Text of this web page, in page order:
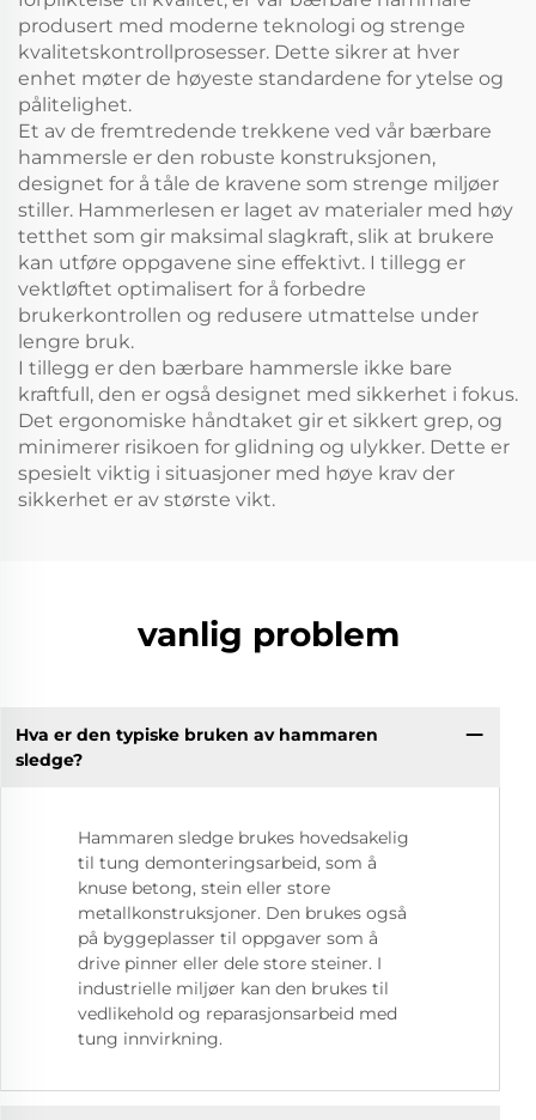
produsert med moderne teknologi og strenge
kvalitetskontrollprosesser. Dette sikrer at hver
enhet møter de høyeste standardene for ytelse og
pålitelighet.
Et av de fremtredende trekkene ved vår bærbare
hammersle er den robuste konstruksjonen,
designet for å tåle de kravene som strenge miljøer
stiller. Hammerlesen er laget av materialer med høy
tetthet som gir maksimal slagkraft, slik at brukere
kan utføre oppgavene sine effektivt. I tillegg er
vektløftet optimalisert for å forbedre
brukerkontrollen og redusere utmattelse under
lengre bruk.
I tillegg er den bærbare hammersle ikke bare
kraftfull, den er også designet med sikkerhet i fokus.
Det ergonomiske håndtaket gir et sikkert grep, og
minimerer risikoen for glidning og ulykker. Dette er
spesielt viktig i situasjoner med høye krav der
sikkerhet er av største vikt.
vanlig problem
Hva er den typiske bruken av hammaren
sledge?
Hammaren sledge brukes hovedsakelig
til tung demonteringsarbeid, som å
knuse betong, stein eller store
metallkonstruksjoner. Den brukes også
på byggeplasser til oppgaver som å
drive pinner eller dele store steiner. I
industrielle miljøer kan den brukes til
vedlikehold og reparasjonsarbeid med
tung innvirkning.